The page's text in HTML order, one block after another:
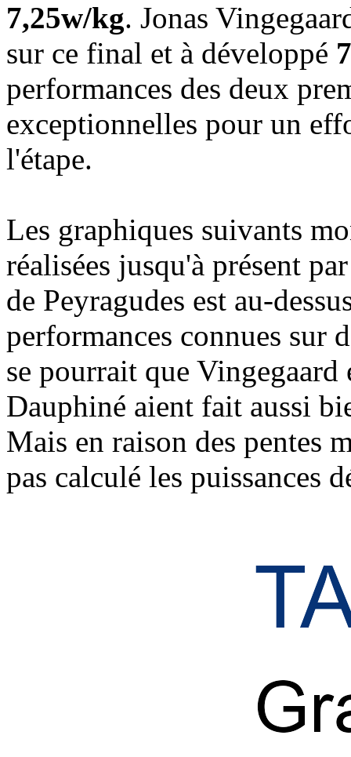
7,25w/kg. Jonas
sur ce final et à développé
performances des deux
exceptionnelles pour un
l'étape.
Les graphiques suivants
réalisées jusqu'à présent
de Peyragudes est au-
performances connues sur
se pourrait que Vingegaard
Dauphiné aient fait aussi
Mais en raison des pentes
pas calculé les puissances